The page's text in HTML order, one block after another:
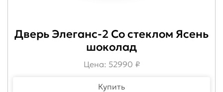
Дверь Элеганс-2 Со стеклом Ясень
шоколад
Цена: 52990 ₽
Купить